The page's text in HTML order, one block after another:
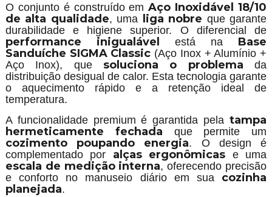
O conjunto é construído emAço Inoxidável 18/10
de alta qualidade, uma liga nobre que garante
durabilidade e higiene superior. O diferencial de
performance inigualável está na Base
Sanduíche SIGMA Classic (Aço Inox + Alumínio +
Aço Inox), que soluciona o problema da
distribuição desigual de calor. Esta tecnologia garante
o aquecimento rápido e a retenção ideal de
temperatura.
A funcionalidade premium é garantida pelatampa
hermeticamente fechada que permite um
cozimento poupando energia. O design é
complementado por alças ergonômicas e uma
escala de medição interna, oferecendo precisão
e conforto no manuseio diário em sua cozinha
planejada.